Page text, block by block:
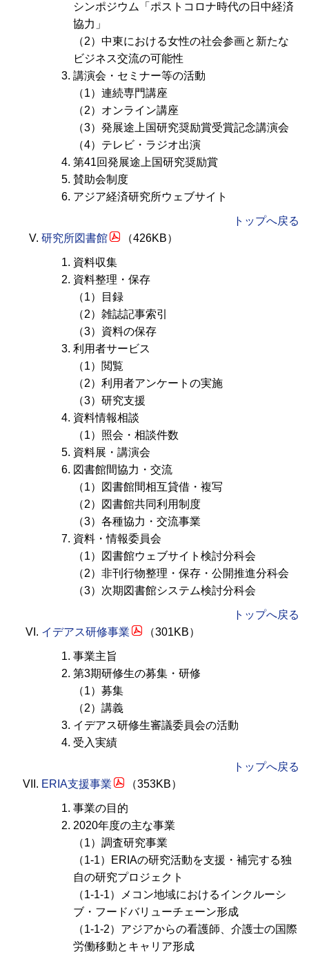
シンポジウム「ポストコロナ時代の日中経済
協力」
（2）中東における女性の社会参画と新たな
ビジネス交流の可能性
講演会・セミナー等の活動
（1）連続専門講座
（2）オンライン講座
（3）発展途上国研究奨励賞受賞記念講演会
（4）テレビ・ラジオ出演
第41回発展途上国研究奨励賞
賛助会制度
アジア経済研究所ウェブサイト
トップへ戻る
研究所図書館
（426KB）
資料収集
資料整理・保存
（1）目録
（2）雑誌記事索引
（3）資料の保存
利用者サービス
（1）閲覧
（2）利用者アンケートの実施
（3）研究支援
資料情報相談
（1）照会・相談件数
資料展・講演会
図書館間協力・交流
（1）図書館間相互貸借・複写
（2）図書館共同利用制度
（3）各種協力・交流事業
資料・情報委員会
（1）図書館ウェブサイト検討分科会
（2）非刊行物整理・保存・公開推進分科会
（3）次期図書館システム検討分科会
トップへ戻る
イデアス研修事業
（301KB）
事業主旨
第3期研修生の募集・研修
（1）募集
（2）講義
イデアス研修生審議委員会の活動
受入実績
トップへ戻る
ERIA支援事業
（353KB）
事業の目的
2020年度の主な事業
（1）調査研究事業
（1-1）
ERIAの研究活動を支援・補完する独
自の研究プロジェクト
（1-1-1）メコン地域におけるインクルーシ
ブ・フードバリューチェーン形成
（1-1-2）アジアからの看護師、介護士の国際
労働移動とキャリア形成